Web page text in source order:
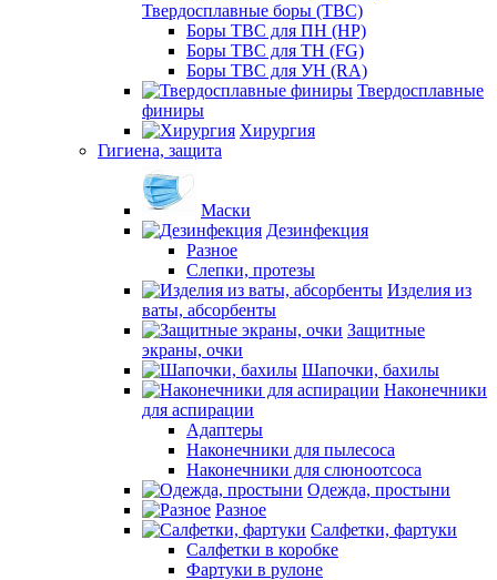
Твердосплавные боры (ТВС)
Боры ТВС для ПН (HP)
Боры ТВС для ТН (FG)
Боры ТВС для УН (RA)
Твердосплавные
финиры
Хирургия
Гигиена, защита
Маски
Дезинфекция
Разное
Слепки, протезы
Изделия из
ваты, абсорбенты
Защитные
экраны, очки
Шапочки, бахилы
Наконечники
для аспирации
Адаптеры
Наконечники для пылесоса
Наконечники для слюноотсоса
Одежда, простыни
Разное
Салфетки, фартуки
Салфетки в коробке
Фартуки в рулоне